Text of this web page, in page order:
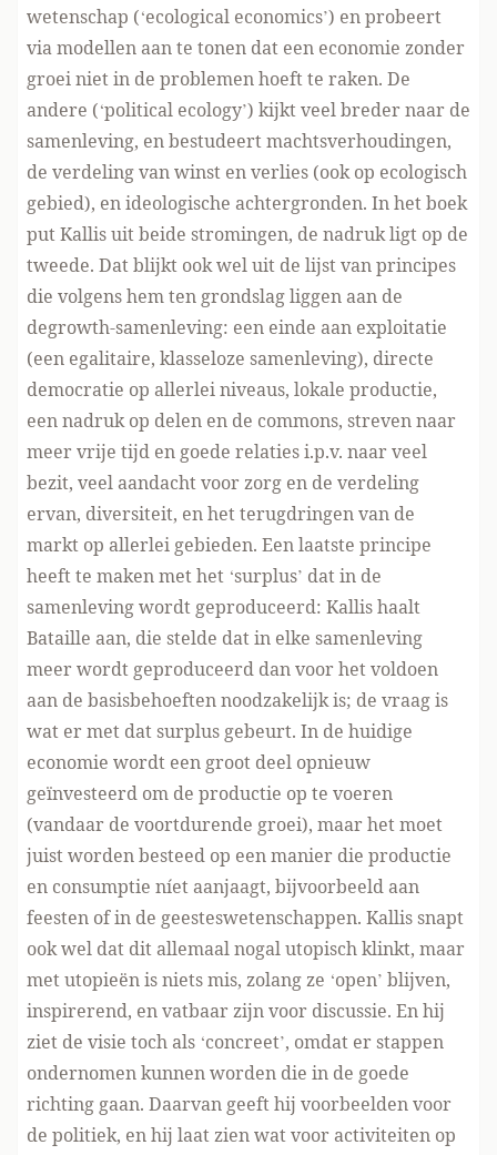
wetenschap (‘ecological economics’) en probeert
via modellen aan te tonen dat een economie zonder
groei niet in de problemen hoeft te raken. De
andere (‘political ecology’) kijkt veel breder naar de
samenleving, en bestudeert machtsverhoudingen,
de verdeling van winst en verlies (ook op ecologisch
gebied), en ideologische achtergronden. In het boek
put Kallis uit beide stromingen, de nadruk ligt op de
tweede. Dat blijkt ook wel uit de lijst van principes
die volgens hem ten grondslag liggen aan de
degrowth-samenleving: een einde aan exploitatie
(een egalitaire, klasseloze samenleving), directe
democratie op allerlei niveaus, lokale productie,
een nadruk op delen en de commons, streven naar
meer vrije tijd en goede relaties i.p.v. naar veel
bezit, veel aandacht voor zorg en de verdeling
ervan, diversiteit, en het terugdringen van de
markt op allerlei gebieden. Een laatste principe
heeft te maken met het ‘surplus’ dat in de
samenleving wordt geproduceerd: Kallis haalt
Bataille aan, die stelde dat in elke samenleving
meer wordt geproduceerd dan voor het voldoen
aan de basisbehoeften noodzakelijk is; de vraag is
wat er met dat surplus gebeurt. In de huidige
economie wordt een groot deel opnieuw
geïnvesteerd om de productie op te voeren
(vandaar de voortdurende groei), maar het moet
juist worden besteed op een manier die productie
en consumptie níet aanjaagt, bijvoorbeeld aan
feesten of in de geesteswetenschappen. Kallis snapt
ook wel dat dit allemaal nogal utopisch klinkt, maar
met utopieën is niets mis, zolang ze ‘open’ blijven,
inspirerend, en vatbaar zijn voor discussie. En hij
ziet de visie toch als ‘concreet’, omdat er stappen
ondernomen kunnen worden die in de goede
richting gaan. Daarvan geeft hij voorbeelden voor
de politiek, en hij laat zien wat voor activiteiten op